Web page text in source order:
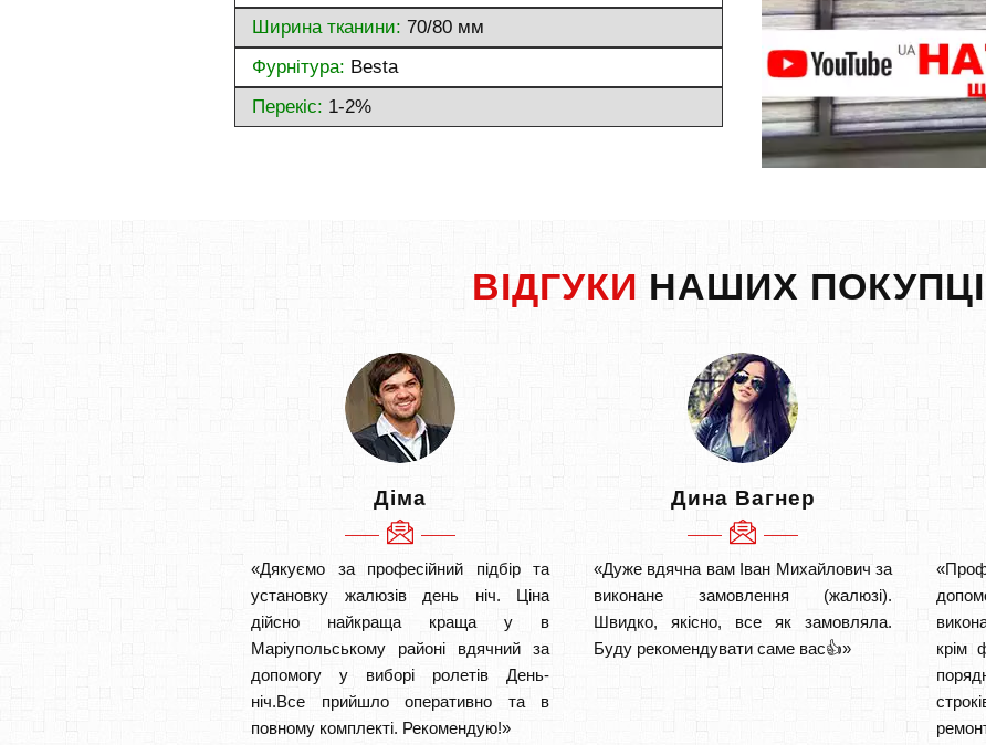
Ширина тканини: 70/80 мм
Фурнітура: Besta
Перекіс: 1-2%
ВІДГУКИ НАШИХ
Діма
«Дякуємо за професійний підбір та
установку жалюзів день ніч. Ціна
дійсно найкраща краща у в
Маріупольському районі вдячний за
допомогу у виборі ролетів День-
ніч.Все прийшло оперативно та в
повному комплекті. Рекомендую!»
Дина Вагнер
«Дуже вдячна вам Іван Михайлович за
виконане замовлення (жалюзі).
Швидко, якісно, все як замовляла.
Буду рекомендувати саме вас👍»
крім